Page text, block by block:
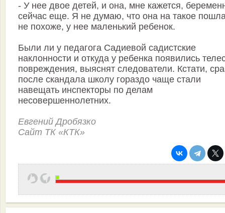
- У нее двое детей, и она, мне кажется,
сейчас еще. Я не думаю, что она на такое
не похоже, у нее маленький ребенок.
Были ли у педагога Садиевой садистские
наклонности и откуда у ребенка появились
повреждения, выяснят следователи. Кстати,
после скандала школу гораздо чаще стали
навещать инспекторы по делам
несовершеннолетних.
Евгений Дробязко
Сайт ТК «КТК»